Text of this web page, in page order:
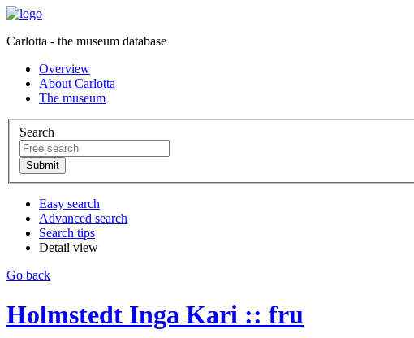
Carlotta - the museum database
Overview
About Carlotta
The museum
Search
Easy search
Advanced search
Search tips
Detail view
Go back
Holmstedt Inga Kari :: fru